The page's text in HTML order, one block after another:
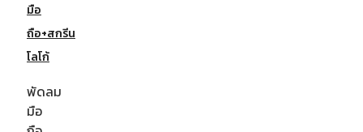
มือ
ถือ+สกรีน
โลโก้
พัดลม
มือ